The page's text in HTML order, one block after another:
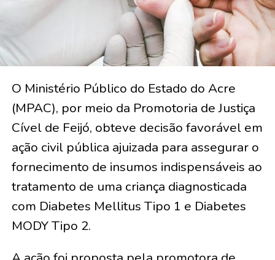
O Ministério Público do Estado do Acre
(MPAC), por meio da Promotoria de Justiça
Cível de Feijó, obteve decisão favorável em
ação civil pública ajuizada para assegurar o
fornecimento de insumos indispensáveis ao
tratamento de uma criança diagnosticada
com Diabetes Mellitus Tipo 1 e Diabetes
MODY Tipo 2.